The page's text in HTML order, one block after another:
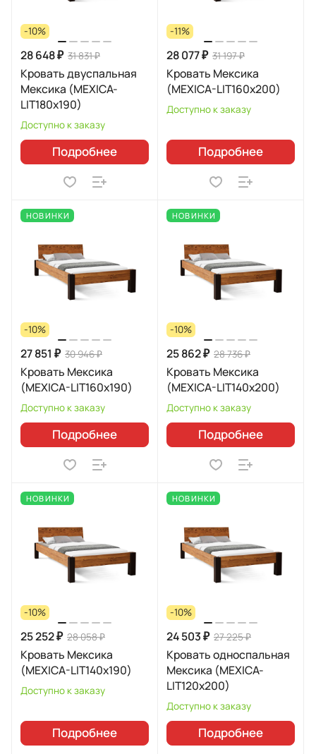
-10%
28 648 ₽ 31 831 ₽
Кровать двуспальная
Мексика (MEXICA-
LIT180х190)
Доступно к заказу
Подробнее
-11%
28 077 ₽ 31 197 ₽
Кровать Мексика
(MEXICA-LIT160х200)
Доступно к заказу
Подробнее
НОВИНКИ
-10%
27 851 ₽ 30 946 ₽
Кровать Мексика
(MEXICA-LIT160х190)
Доступно к заказу
Подробнее
НОВИНКИ
-10%
25 862 ₽ 28 736 ₽
Кровать Мексика
(MEXICA-LIT140х200)
Доступно к заказу
Подробнее
НОВИНКИ
-10%
25 252 ₽ 28 058 ₽
Кровать Мексика
(MEXICA-LIT140х190)
Доступно к заказу
Подробнее
НОВИНКИ
-10%
24 503 ₽ 27 225 ₽
Кровать односпальная
Мексика (MEXICA-
LIT120х200)
Доступно к заказу
Подробнее